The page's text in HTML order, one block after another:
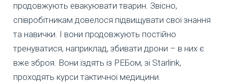
продовжують евакуювати тварин. Звісно,
співробітникам довелося підвищувати свої знання
та навички. І вони продовжують постійно
тренуватися, наприклад, збивати дрони – в них є
вже зброя. Вони їздять із РЕБом, зі Starlink,
проходять курси тактичної медицини.